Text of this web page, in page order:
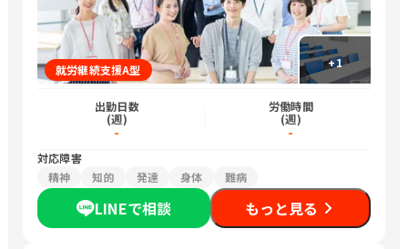
+1
就労継続支援A型
出勤日数
(週)
-
労働時間
(週)
-
対応障害
精神
知的 発達 身体 難病
LINEで相談 もっと見る